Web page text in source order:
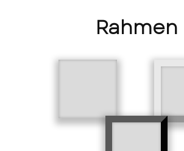
Rahmen